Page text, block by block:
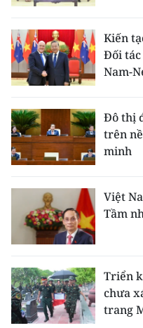
Kiến
Đối
Nam-
Đô thị
trên
minh
Việt
Tầm
Triển
chưa
trang